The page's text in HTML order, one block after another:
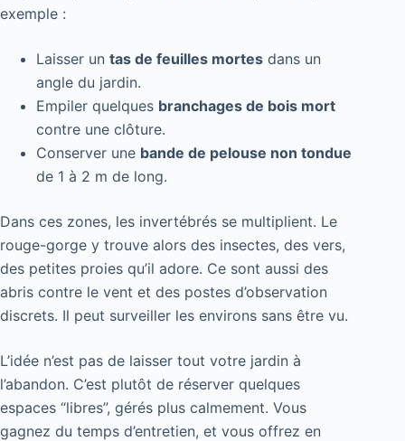
exemple :
Laisser un tas de feuilles mortes dans un
angle du jardin.
Empiler quelques branchages de bois mort
contre une clôture.
Conserver une bande de pelouse non tondue
de 1 à 2 m de long.
Dans ces zones, les invertébrés se multiplient. Le
rouge-gorge y trouve alors des insectes, des vers,
des petites proies qu’il adore. Ce sont aussi des
abris contre le vent et des postes d’observation
discrets. Il peut surveiller les environs sans être vu.
L’idée n’est pas de laisser tout votre jardin à
l’abandon. C’est plutôt de réserver quelques
espaces “libres”, gérés plus calmement. Vous
gagnez du temps d’entretien, et vous offrez en